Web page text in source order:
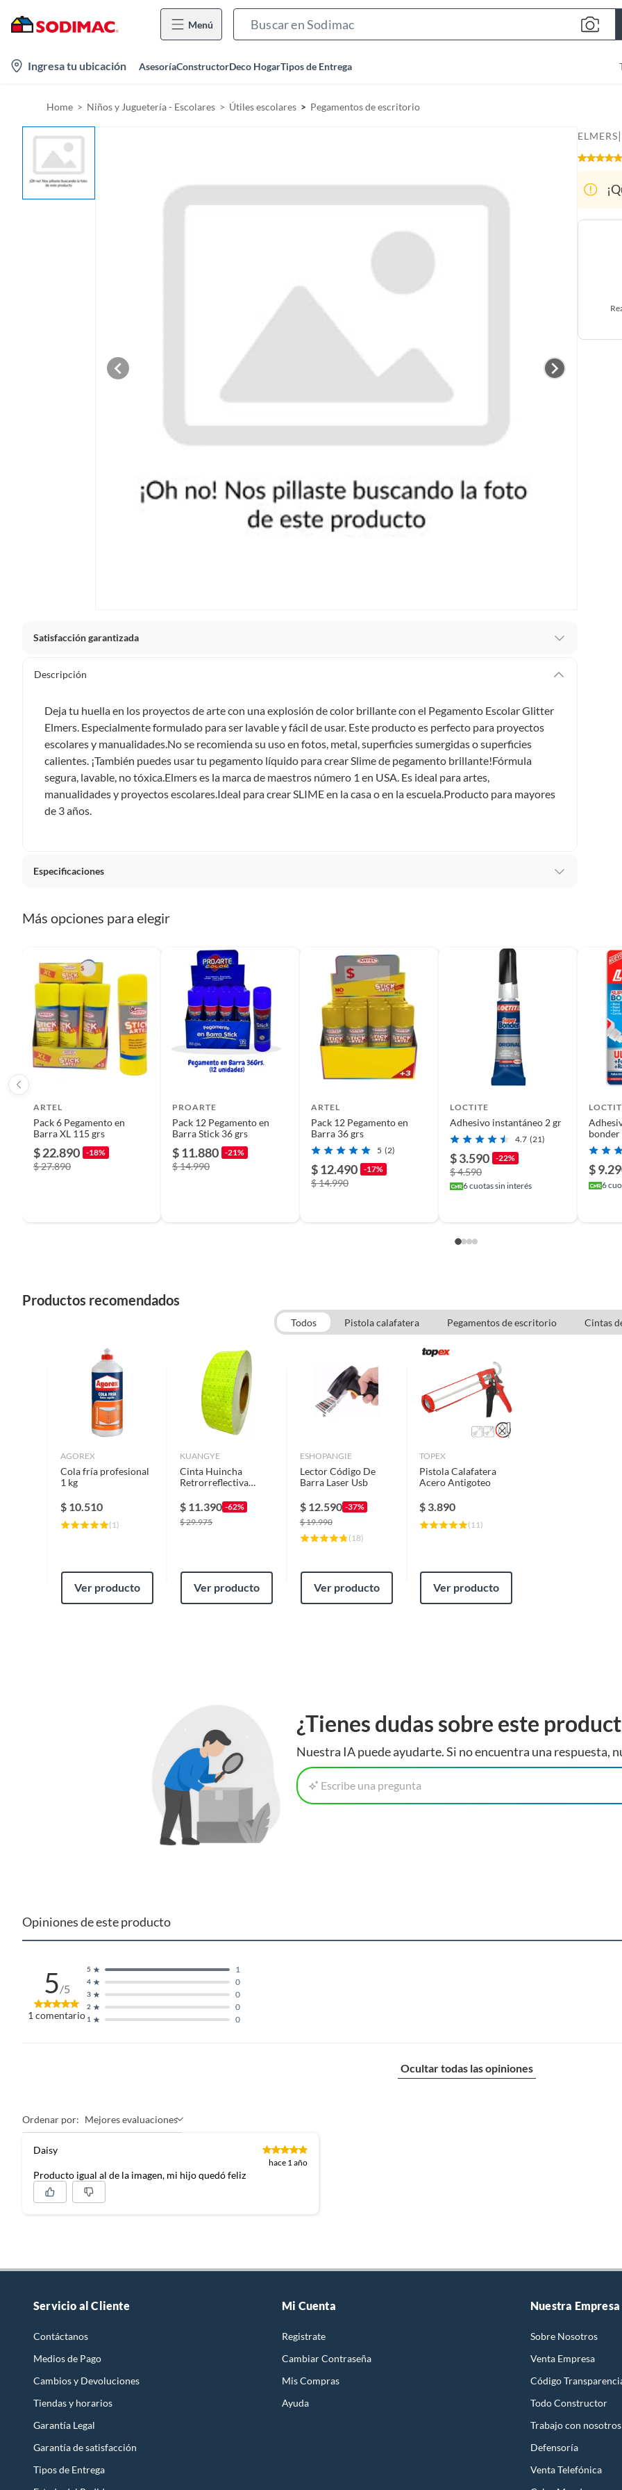
Menú
Ingresa tu ubicación AsesoríaConstructorDeco HogarTipos de Entrega
Home Niños y Juguetería - Escolares Útiles escolares Pegamentos de escritorio
Satisfacción garantizada
Debe estar en perfecto estado, con todas sus etiquetas, sellos intactos y sin uso, tal como te lo entregamos. Ten
Productos que, por su naturaleza, no puedan ser devueltos, puedan deteriorarse o caducar con rapidez.
Confeccionados a la medida.
De uso personal.
En sodimac.cl te damos30 días desde que recibes el producto. Debe estar en perfecto estado, con todas sus
etiquetas y sin uso, tal como te lo entregamos.
Productos que han sido informados como imperfectos, usados, reparados, abiertos, de segunda selección,
Pinturas de un color a solicitud.
De uso personal.
Descripción
Deja tu huella en los proyectos de arte con una explosión de color brillante con el Pegamento Escolar Glitter
Elmers. Especialmente formulado para ser lavable y fácil de usar. Este producto es perfecto para proyectos
escolares y manualidades.No se recomienda su uso en fotos, metal, superficies sumergidas o superficies
calientes. ¡También puedes usar tu pegamento líquido para crear Slime de pegamento brillante!Fórmula
segura, lavable, no tóxica.Elmers es la marca de maestros número 1 en USA. Es ideal para artes,
manualidades y proyectos escolares.Ideal para crear SLIME en la casa o en la escuela.Producto para mayores
de 3 años.
Especificaciones
Material Emulsión adhesiva
ELMERS|
Más opciones para elegir
ARTEL
Pack 6 Pegamento en
Barra XL 115 grs
$ 22.890 -18%
$ 27.890
PROARTE
Pack 12 Pegamento en
Barra Stick 36 grs
$ 11.880 -21%
$ 14.990
ARTEL
Pack 12 Pegamento en
Barra 36 grs
5 (2)
$ 12.490 -17%
$ 14.990
LOCTITE
Adhesivo instantáneo 2 gr
4.7 (21)
$ 3.590 -22%
$ 4.590
6cuotas sin interés
$
6
Productos recomendados
Todos Pistola calafatera Pegamentos de escritorio Cintas
AGOREX
Cola fría profesional
1 kg
$ 10.510
( 1)
Ver producto
KUANGYE
Cinta Huincha
Retrorreflectiva
Fluor 45m
$ 11.390 -62%
$29.975
Ver producto
ESHOPANGIE
Lector Código De
Barra Laser Usb
$ 12.590 -37%
$19.990
( 18)
Ver producto
TOPEX
Pistola Calafatera
Acero Antigoteo
$ 3.890
( 11)
Ver producto
¿Tienes dudas sobre este
Nuestra IA puede ayudarte. Si no encuentra una respuesta,
Escribe una pregunta
Opiniones de este producto
5/5
1 comentario 1 0
2 0
3 0
4 0
5 1
Ocultar todas las opiniones
Ordenar por: Mejores evaluaciones
Daisy
hace 1 año
Producto igual al de la imagen, mi hijo quedó feliz
Servicio al Cliente
Contáctanos
Medios de Pago
Cambios y Devoluciones
Tiendas y horarios
Garantía Legal
Garantía de satisfacción
Tipos de Entrega
Mi Cuenta
Registrate
Cambiar Contraseña
Mis Compras
Ayuda
Nuestra Empresa
Sobre Nosotros
Venta Empresa
Código
Todo Constructor
Trabajo con nosotros
Defensoría
Venta Telefónica